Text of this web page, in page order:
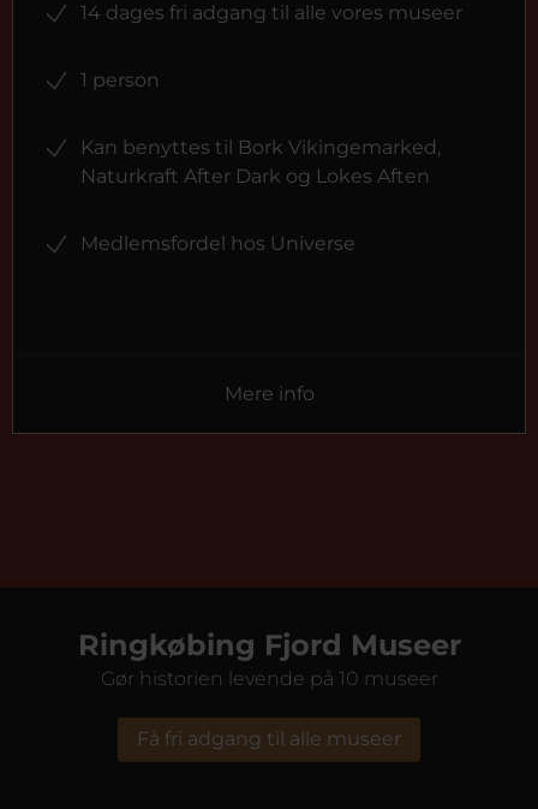
14 dages fri adgang til alle vores museer
1 person
Kan benyttes til Bork Vikingemarked,
Naturkraft After Dark og Lokes Aften
Medlemsfordel hos Universe
Mere info
Ringkøbing Fjord Museer
Gør historien levende på 10 museer
Få fri adgang til alle museer